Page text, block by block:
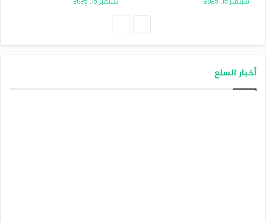
سبتمبر 15, 2025 سبتمبر 15, 2025
أخبار السلع